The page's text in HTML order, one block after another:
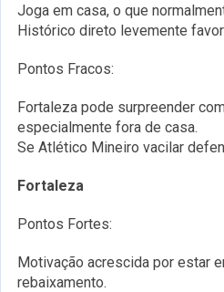
Joga em casa, o que
Histórico direto levemente
Pontos Fracos:
Fortaleza pode surpreender
especialmente fora de casa.
Se Atlético Mineiro vacilar
Fortaleza
Pontos Fortes:
Motivação acrescida por estar
rebaixamento.